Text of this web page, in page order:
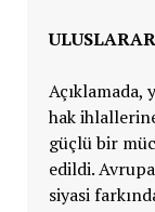
Açıklamada,
hak
güçlü bir
edildi.
siyasi